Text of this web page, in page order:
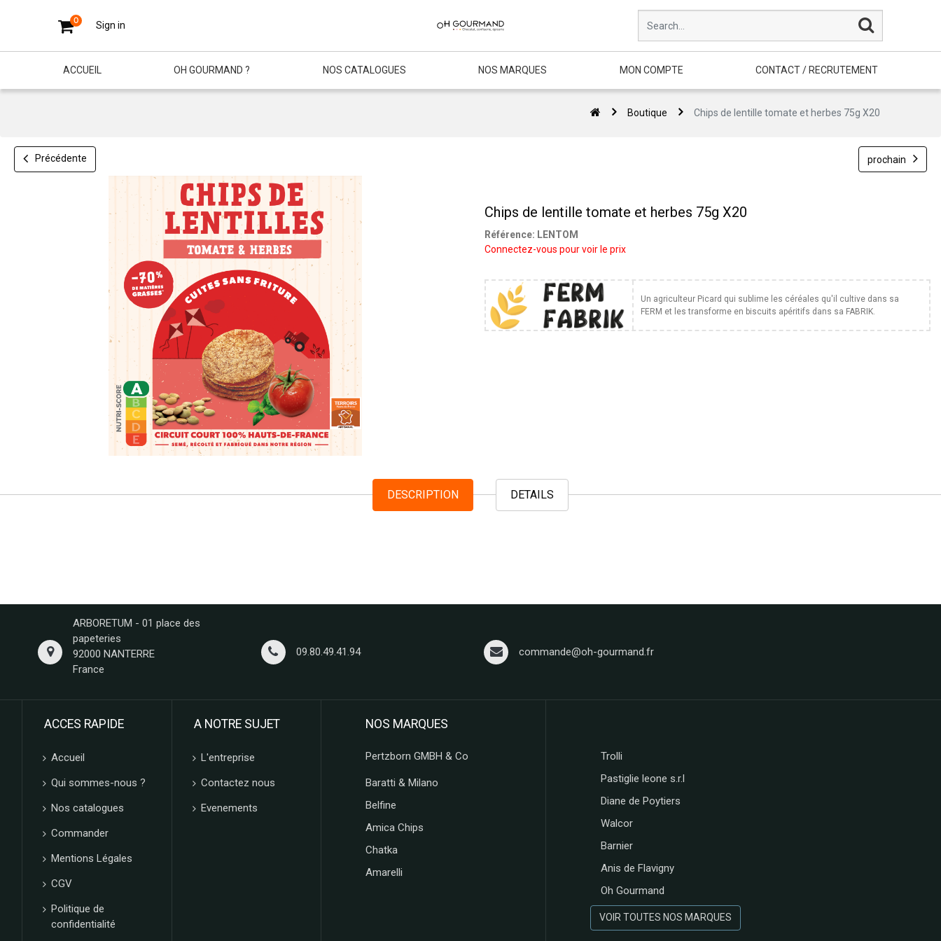
0 Sign in
ACCUEIL OH GOURMAND ? NOS CATALOGUES NOS MARQUES MON COMPTE CONTACT / RECRUTEMENT
Boutique Chips de lentille tomate et herbes 75g X20
Précédente prochain
Chips de lentille tomate et herbes 75g X20
Référence: LENTOM
Connectez-vous pour voir le prix
Un agriculteur Picard qui sublime les céréales qu'il cultive dans sa
FERM et les transforme en biscuits apéritifs dans sa FABRIK.
DESCRIPTION DETAILS
ARBORETUM - 01 place des
papeteries
92000 NANTERRE
France
09.80.49.41.94 commande@oh-gourmand.fr
ACCES RAPIDE
Accueil
Qui sommes-nous ?
Nos catalogues
Commander
Mentions Légales
CGV
Politique de
confidentialité
A NOTRE SUJET
L'entreprise
Contactez nous
Evenements
NOS MARQUES
Pertzborn GMBH & Co
Baratti & Milano
Belfine
Amica Chips
Chatka
Amarelli
Trolli
Pastiglie leone s.r.l
Diane de Poytiers
Walcor
Barnier
Anis de Flavigny
Oh Gourmand
VOIR TOUTES NOS MARQUES